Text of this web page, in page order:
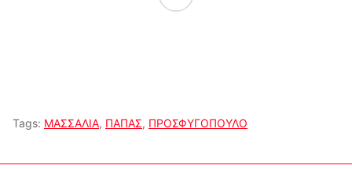
Tags: ΜΑΣΣΑΛΙΑ, ΠΑΠΑΣ, ΠΡΟΣΦΥΓΟΠΟΥΛΟ